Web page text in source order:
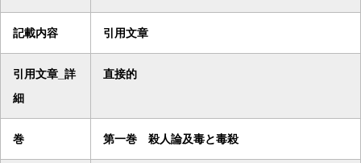
記載内容 引用文章
引用文章_詳
細
直接的
巻 第一巻 殺人論及毒と毒殺